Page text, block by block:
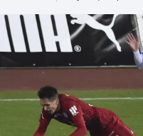
Atletika
Cyklistika
DALŠÍ SPORTY
Americký fotbal
NEPŘEHLÉDNĚTE